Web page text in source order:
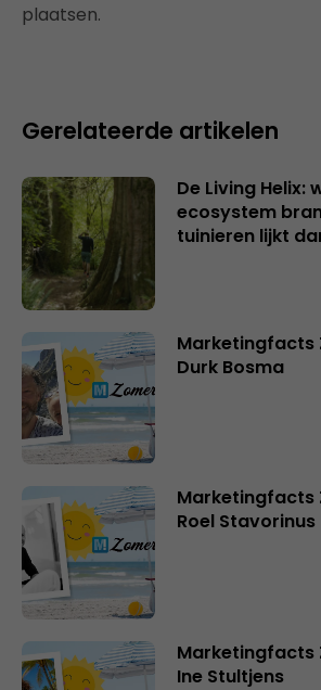
plaatsen.
Gerelateerde artikelen
De Living Helix:
ecosystem
tuinieren lijkt
Marketingfacts
Durk Bosma
Marketingfacts
Roel Stavorinus
Marketingfacts
Ine Stultjens